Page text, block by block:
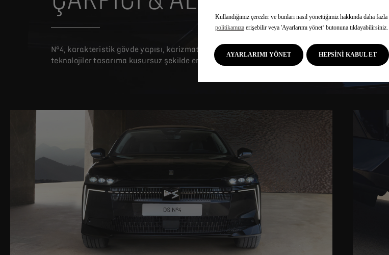
N°4, karakteristik gövde yapısı, karizmatik duruşu ve güçlü siluetiyle hem göz alıcı hem de
teknolojiler tasarıma kusursuz şekilde entegre edilerek, yüksek teknoloji ile ergonomiyi
Kullandığımız çerezler ve bunları nasıl yönettiğimiz hakkında daha
politikamıza erişebilir veya 'Ayarlarımı yönet‘ butonuna tıklayabilirsiniz.
AYARLARIMI YÖNET HEPSİNİ KABUL ET